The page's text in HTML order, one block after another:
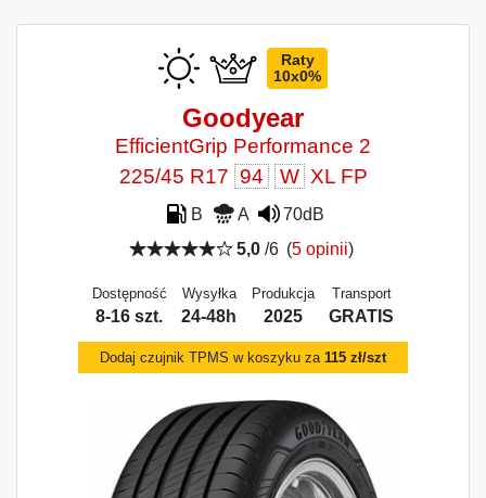
Raty
10x0%
Goodyear
EfficientGrip Performance 2
225/45 R17 94 W XL FP
B A
70dB
5,0 /6 (5 opinii)
Dostępność
8-16 szt.
Wysyłka
24-48h
Produkcja
2025
Transport
GRATIS
Dodaj czujnik TPMS w koszyku za 115 zł/szt